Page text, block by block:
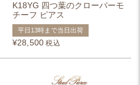
K18YG 四つ葉のクローバーモ
チーフ ピアス
平日13時まで当日出荷
¥28,500 税込